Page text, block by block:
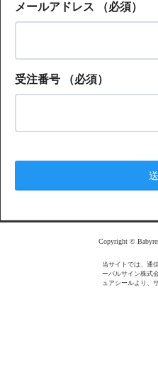
メールアドレス （必須）
受注番号 （必須）
Copyright ©
当サイトでは、通
ーバルサイン株式
ュアシールより、